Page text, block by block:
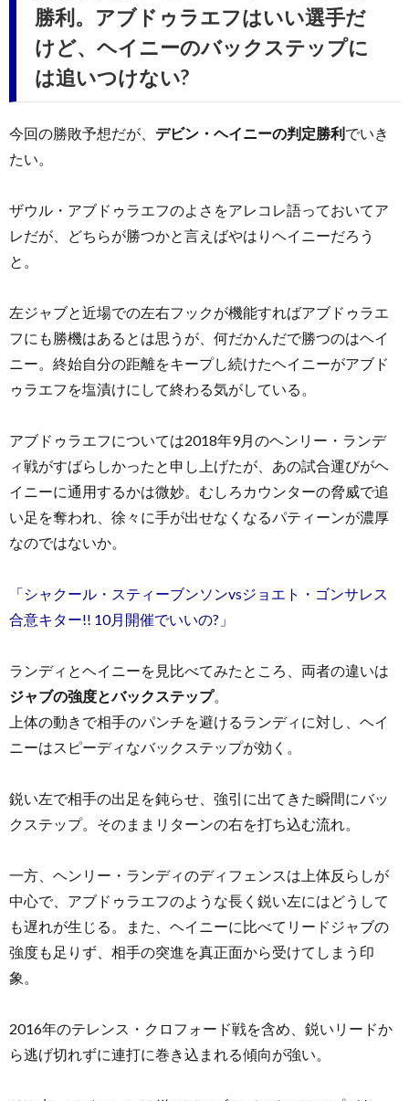
勝利。アブドゥラエフはいい選手だ
けど、ヘイニーのバックステップに
は追いつけない?
今回の勝敗予想だが、 デビン・ヘイニーの判定勝利でいき
たい。
ザウル・アブドゥラエフのよさをアレコレ語っておいてア
レだが、どちらが勝つかと言えばやはりヘイニーだろう
と。
左ジャブと近場での左右フックが機能すればアブドゥラエ
フにも勝機はあるとは思うが、何だかんだで勝つのはヘイ
ニー。終始自分の距離をキープし続けたヘイニーがアブド
ゥラエフを塩漬けにして終わる気がしている。
アブドゥラエフについては2018年9月のヘンリー・ランデ
ィ戦がすばらしかったと申し上げたが、あの試合運びがヘ
イニーに通用するかは微妙。むしろカウンターの脅威で追
い足を奪われ、徐々に手が出せなくなるパティーンが濃厚
なのではないか。
「シャクール・スティーブンソンvsジョエト・ゴンサレス
合意キター!! 10月開催でいいの?」
ランディとヘイニーを見比べてみたところ、両者の違いは
ジャブの強度とバックステップ。
上体の動きで相手のパンチを避けるランディに対し、ヘイ
ニーはスピーディなバックステップが効く。
鋭い左で相手の出足を鈍らせ、強引に出てきた瞬間にバッ
クステップ。そのままリターンの右を打ち込む流れ。
一方、ヘンリー・ランディのディフェンスは上体反らしが
中心で、アブドゥラエフのような長く鋭い左にはどうして
も遅れが生じる。また、ヘイニーに比べてリードジャブの
強度も足りず、相手の突進を真正面から受けてしまう印
象。
2016年のテレンス・クロフォード戦を含め、鋭いリードか
ら逃げ切れずに連打に巻き込まれる傾向が強い。